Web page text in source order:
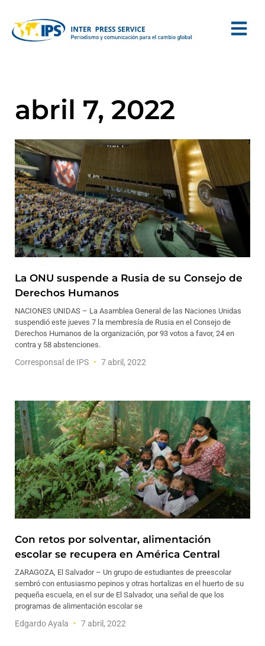
abril 7, 2022
La ONU suspende a Rusia de su Consejo de
Derechos Humanos
NACIONES UNIDAS – La Asamblea General de las Naciones Unidas
suspendió este jueves 7 la membresía de Rusia en el Consejo de
Derechos Humanos de la organización, por 93 votos a favor, 24 en
contra y 58 abstenciones.
Corresponsal de IPS 7 abril, 2022
Con retos por solventar, alimentación
escolar se recupera en América Central
ZARAGOZA, El Salvador – Un grupo de estudiantes de preescolar
sembró con entusiasmo pepinos y otras hortalizas en el huerto de su
pequeña escuela, en el sur de El Salvador, una señal de que los
programas de alimentación escolar se
Edgardo Ayala 7 abril, 2022